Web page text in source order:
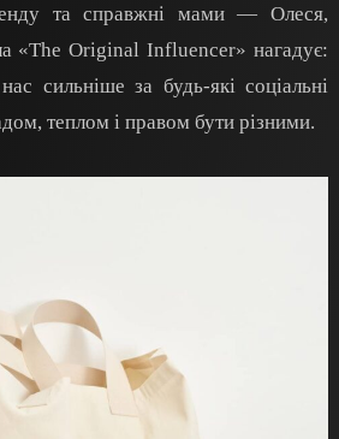
та справжні мами — Олеся,
«The Original Influencer» нагадує:
сильніше за будь-які соціальні
теплом і правом бути різними.